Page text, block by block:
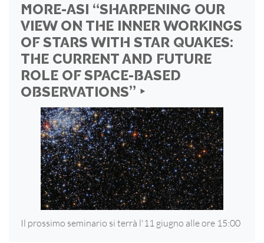
MORE-ASI “SHARPENING OUR
VIEW ON THE INNER WORKINGS
OF STARS WITH STAR QUAKES:
THE CURRENT AND FUTURE
ROLE OF SPACE-BASED
OBSERVATIONS” ‣
Il prossimo seminario si terrà l'11 giugno alle ore 15:00